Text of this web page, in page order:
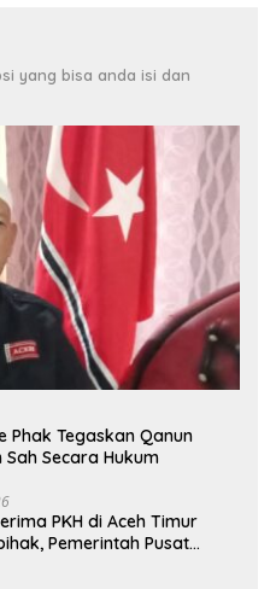
yang bisa anda isi dan
Phak Tegaskan Qanun
Secara Hukum
PKH di Aceh Timur
Pemerintah Pusat